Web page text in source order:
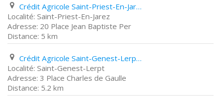
Crédit Agricole Saint-Priest-En-Jarez 20 Place Jean Baptiste Per
Saint-Priest-En-Jarez
20 Place Jean Baptiste Per
5 km
Crédit Agricole Saint-Genest-Lerpt 3 Place Charles de Gaulle
Saint-Genest-Lerpt
3 Place Charles de Gaulle
5.2 km